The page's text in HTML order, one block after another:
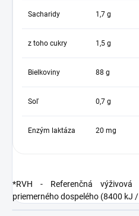
Sacharidy 1,7 g
z toho cukry 1,5 g
Bielkoviny 88 g
Soľ 0,7 g
Enzým laktáza 20 mg
*RVH - Referenčná výživová
priemerného dospelého (8400 kJ